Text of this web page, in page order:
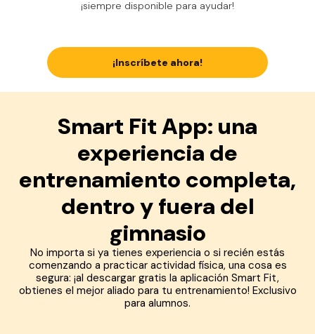
¡siempre disponible para ayudar!
¡Inscríbete ahora!
Smart Fit App: una
experiencia de
entrenamiento completa,
dentro y fuera del
gimnasio
No importa si ya tienes experiencia o si recién estás
comenzando a practicar actividad física, una cosa es
segura: ¡al descargar gratis la aplicación Smart Fit,
obtienes el mejor aliado para tu entrenamiento! Exclusivo
para alumnos.